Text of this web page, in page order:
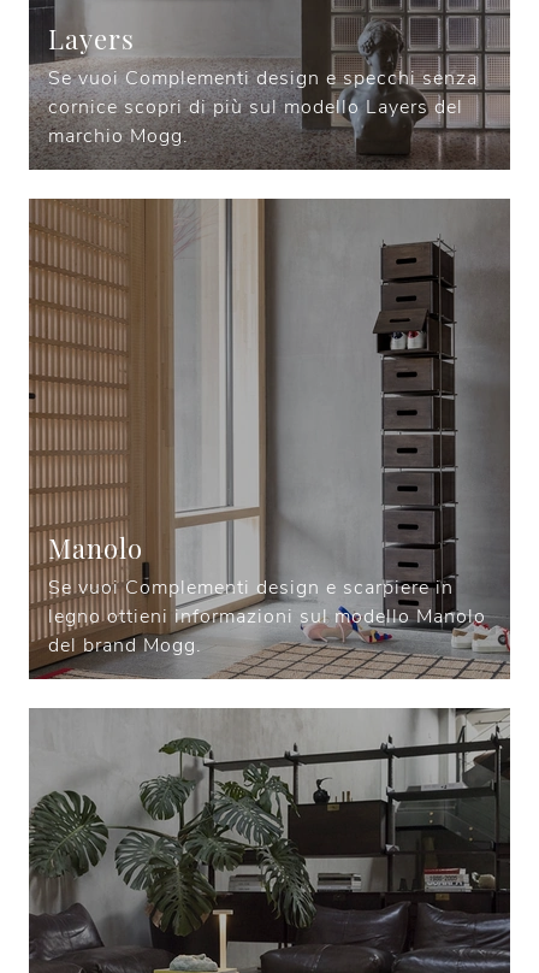
Layers
Se vuoi Complementi design e specchi senza
cornice scopri di più sul modello Layers del
marchio Mogg.
Manolo
Se vuoi Complementi design e scarpiere in
legno ottieni informazioni sul modello Manolo
del brand Mogg.